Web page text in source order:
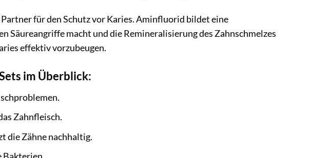
für den Schutz vor Karies. Aminfluorid bildet eine
Säureangriffe macht und die Remineralisierung des Zahnschmelzes
effektiv vorzubeugen.
im Überblick:
Zahnfleisch.
die Zähne nachhaltig.